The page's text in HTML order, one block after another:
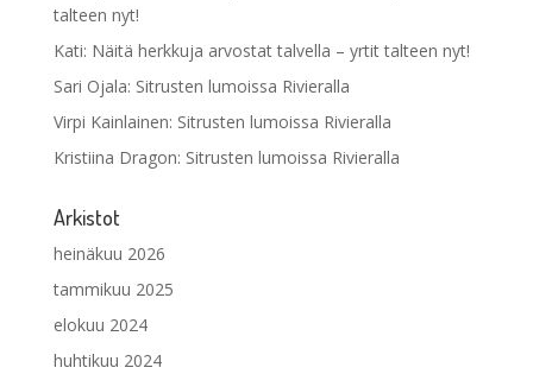
talteen nyt!
Kati: Näitä herkkuja arvostat talvella – yrtit talteen nyt!
Sari Ojala: Sitrusten lumoissa Rivieralla
Virpi Kainlainen: Sitrusten lumoissa Rivieralla
Kristiina Dragon: Sitrusten lumoissa Rivieralla
Arkistot
heinäkuu 2026
tammikuu 2025
elokuu 2024
huhtikuu 2024